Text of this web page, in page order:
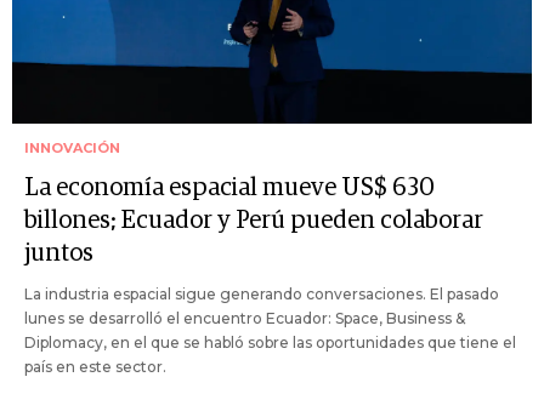
INNOVACIÓN
La economía espacial mueve US$ 630
billones; Ecuador y Perú pueden colaborar
juntos
La industria espacial sigue generando conversaciones. El pasado
lunes se desarrolló el encuentro Ecuador: Space, Business &
Diplomacy, en el que se habló sobre las oportunidades que tiene el
país en este sector.